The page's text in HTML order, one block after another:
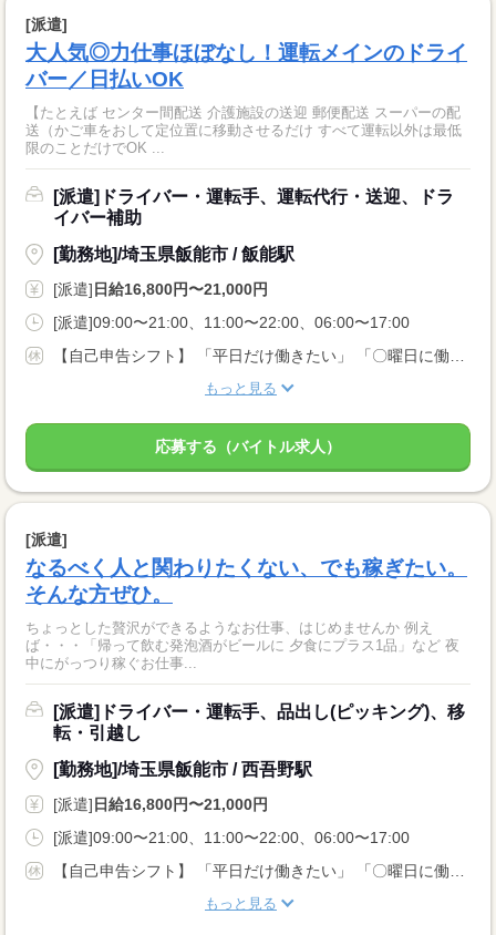
[派遣]
大人気◎力仕事ほぼなし！運転メインのドライ
バー／日払いOK
【たとえば センター間配送 介護施設の送迎 郵便配送 スーパーの配
送（かご車をおして定位置に移動させるだけ すべて運転以外は最低
限のことだけでOK ...
[派遣]ドライバー・運転手、運転代行・送迎、ドラ
イバー補助
[勤務地]/埼玉県飯能市 / 飯能駅
[派遣] 日給16,800円〜21,000円
[派遣]09:00〜21:00、11:00〜22:00、06:00〜17:00
もっと見る
応募する（バイトル求人）
[派遣]
なるべく人と関わりたくない、でも稼ぎたい。
そんな方ぜひ。
ちょっとした贅沢ができるようなお仕事、はじめませんか 例え
ば・・・「帰って飲む発泡酒がビールに 夕食にプラス1品」など 夜
中にがっつり稼ぐお仕事...
[派遣]ドライバー・運転手、品出し(ピッキング)、移
転・引越し
[勤務地]/埼玉県飯能市 / 西吾野駅
[派遣] 日給16,800円〜21,000円
[派遣]09:00〜21:00、11:00〜22:00、06:00〜17:00
もっと見る